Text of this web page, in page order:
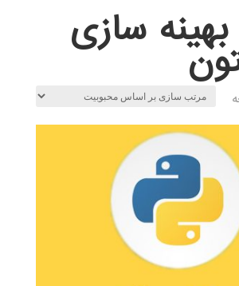
بهینه سازی